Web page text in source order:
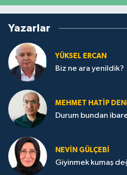
Yazarlar
YÜKSEL ERCAN
Biz ne ara yenildik?
MEHMET HATİP
Durum bundan
NEVİN GÜLÇEBİ
Giyinmek kumaş